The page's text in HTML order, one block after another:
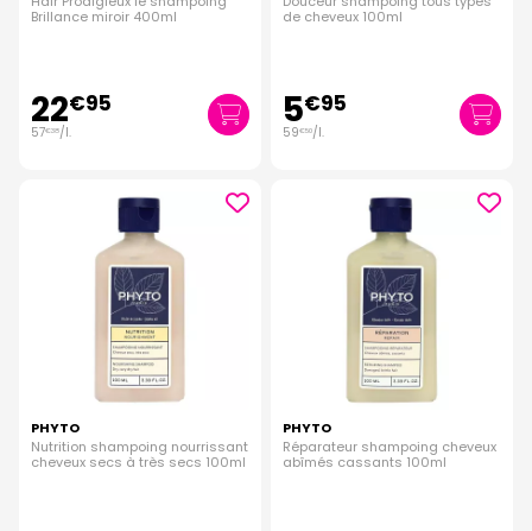
Brillance miroir 400ml
22€95
57€38/l.
de cheveux 100ml
5€95
59€50/l.
PHYTO
Nutrition shampoing nourrissant
cheveux secs à très secs 100ml
PHYTO
Réparateur shampoing cheveux
abîmés cassants 100ml